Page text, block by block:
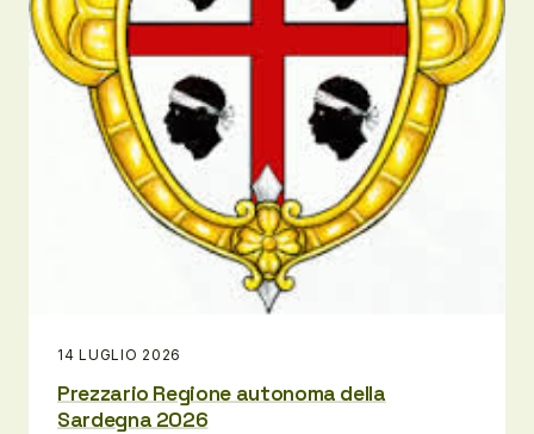
14 LUGLIO 2026
Prezzario Regione autonoma della
Sardegna 2026